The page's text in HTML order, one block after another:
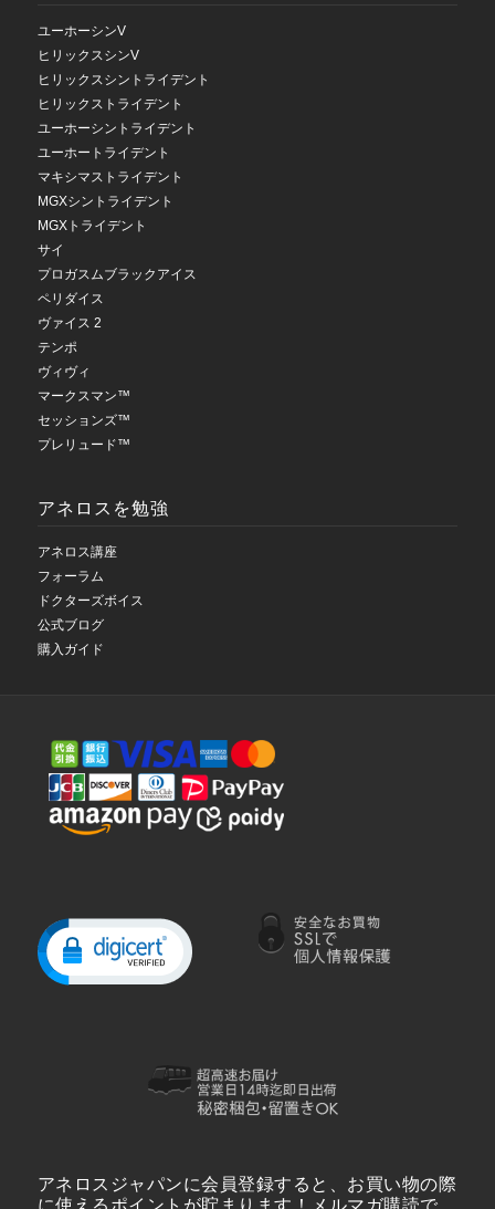
ユーホーシンV
ヒリックスシンV
ヒリックスシントライデント
ヒリックストライデント
ユーホーシントライデント
ユーホートライデント
マキシマストライデント
MGXシントライデント
MGXトライデント
サイ
プロガスムブラックアイス
ペリダイス
ヴァイス 2
テンポ
ヴィヴィ
マークスマン™
セッションズ™
プレリュード™
アネロスを勉強
アネロス講座
フォーラム
ドクターズボイス
公式ブログ
購入ガイド
アネロスジャパンに会員登録すると、お買い物の際
に使えるポイントが貯まります！メルマガ購読で